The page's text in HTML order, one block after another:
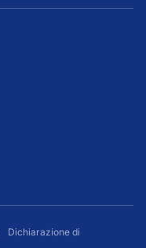
Dichiarazione di